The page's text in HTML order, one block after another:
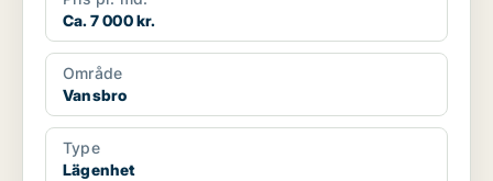
Ca. 7 000 kr.
Område
Vansbro
Type
Lägenhet